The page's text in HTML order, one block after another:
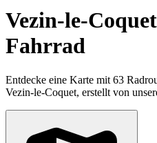
Vezin-le-
Fahrrad
Entdecke eine Karte mit 63
Vezin-le-Coquet, erstellt von